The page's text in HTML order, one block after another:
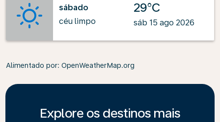
sábado
céu limpo
29°C
sáb 15 ago 2026
Alimentado por: OpenWeatherMap.org
Explore os destinos mais